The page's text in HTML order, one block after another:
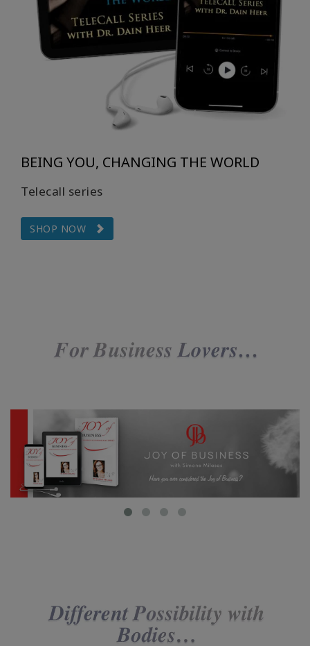
BEING YOU, CHANGING THE WORLD
Telecall series
SHOP NOW